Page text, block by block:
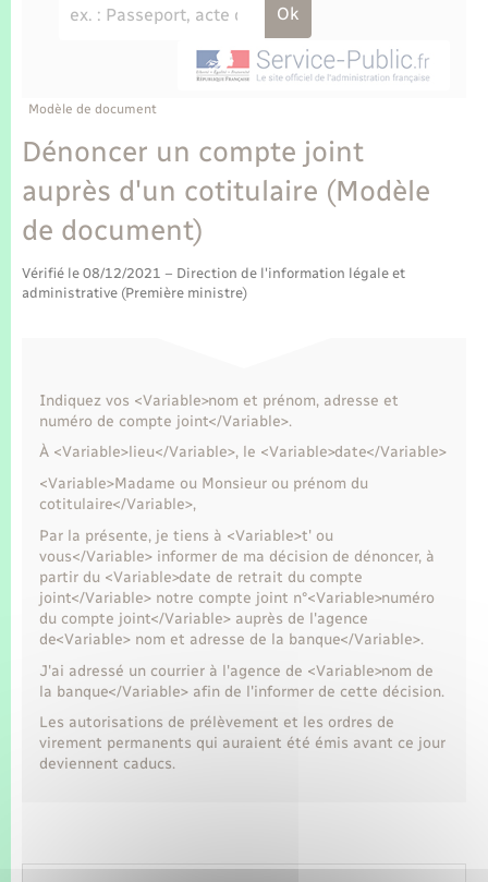
Etat-civil - Papiers - Citoyenneté
Parrainage civil
Loisirs
Numérique
Sécurité - Prévention
Seniors
Transports
Transports scolaires
Voirie et espace public
Travaux - Autorisation d’occupation de l’espace
Plan interactif
Présentation de la commune
Publications
La Communauté de communes
Modèle de document
Dénoncer un compte joint
auprès d'un cotitulaire (Modèle
de document)
Vérifié le 08/12/2021 – Direction de l'information légale et
administrative (Première ministre)
Indiquez vos <Variable>nom et prénom, adresse et
numéro de compte joint</Variable>.
À <Variable>lieu</Variable>, le <Variable>date</Variable>
<Variable>Madame ou Monsieur ou prénom du
cotitulaire</Variable>,
Par la présente, je tiens à <Variable>t' ou
vous</Variable> informer de ma décision de dénoncer, à
partir du <Variable>date de retrait du compte
joint</Variable> notre compte joint n°<Variable>numéro
du compte joint</Variable> auprès de l'agence
de<Variable> nom et adresse de la banque</Variable>.
J'ai adressé un courrier à l'agence de <Variable>nom de
la banque</Variable> afin de l'informer de cette décision.
Les autorisations de prélèvement et les ordres de
virement permanents qui auraient été émis avant ce jour
deviennent caducs.